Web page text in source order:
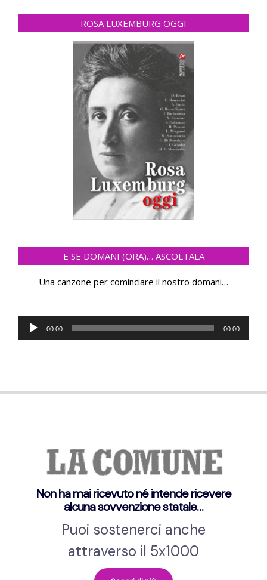
ROSA LUXEMBURG OGGI
E SE DOMANI (ORA)… ASCOLTALA
Una canzone per cominciare il nostro domani…
Audio-
Player
00:00 00:00
Non ha mai ricevuto né intende ricevere
alcuna sovvenzione statale…
Puoi sostenerci anche
attraverso il 5x1000